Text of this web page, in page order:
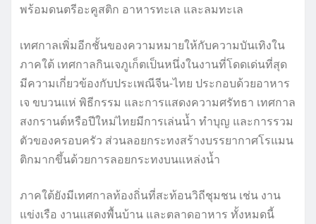
พร้อมดนตรีอะคูสติก อาหารทะเล และลมทะเล
เทศกาลเพิ่มอีกชั้นของความหมายให้กับความบันเทิงใน
ภาคใต้ เทศกาลกินเจภูเก็ตเป็นหนึ่งในงานที่โดดเด่นที่สุด
มีความเกี่ยวข้องกับประเพณีจีน-ไทย ประกอบด้วยอาหาร
เจ ขบวนแห่ พิธีกรรม และการแสดงความศรัทธา เทศกาล
สงกรานต์หรือปีใหม่ไทยมีการเล่นน้ำ ทำบุญ และการรวม
ตัวของครอบครัว ส่วนลอยกระทงสร้างบรรยากาศโรแมน
ติกมากขึ้นด้วยการลอยกระทงบนแหล่งน้ำ
ภาคใต้ยังมีเทศกาลท้องถิ่นที่สะท้อนวิถีชุมชน เช่น งาน
แข่งเรือ งานแสดงพื้นบ้าน และตลาดอาหาร ทั้งหมดนี้